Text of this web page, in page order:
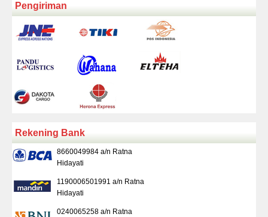
Pengiriman
Rekening Bank
8660049984 a/n Ratna
Hidayati
1190006501991 a/n Ratna
Hidayati
0240065258 a/n Ratna